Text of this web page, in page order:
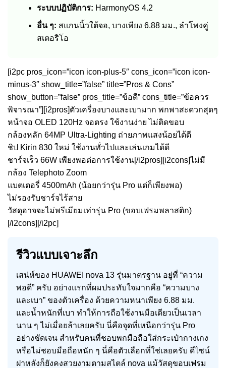
ระบบปฏิบัติการ: HarmonyOS 4.2
อื่น ๆ: สแกนนิ้วใต้จอ, บางเพียง 6.88 มม., ลำโพงคู่
สเตอริโอ
[i2pc pros_icon=”icon icon-plus-5″ cons_icon=”icon icon-
minus-3″ show_title=”false” title=”Pros & Cons”
show_button=”false” pros_title=”ข้อดี” cons_title=”ข้อควร
พิจารณา”][i2pros]ตัวเครื่องบางและเบามาก พกพาสะดวกสุดๆ
หน้าจอ OLED 120Hz จอตรง ใช้งานง่าย ไม่ติดขอบ
กล้องหลัก 64MP Ultra-Lighting ถ่ายภาพแสงน้อยได้ดี
ชิป Kirin 830 ใหม่ ใช้งานทั่วไปและเล่นเกมได้ดี
ชาร์จเร็ว 66W เพียงพอต่อการใช้งาน[/i2pros][i2cons]ไม่มี
กล้อง Telephoto Zoom
แบตเตอรี่ 4500mAh (น้อยกว่ารุ่น Pro แต่ก็เพียงพอ)
ไม่รองรับชาร์จไร้สาย
วัสดุอาจจะไม่พรีเมียมเท่ารุ่น Pro (ขอบเฟรมพลาสติก)
[/i2cons][/i2pc]
รีวิวแบบเจาะลึก
เสน่ห์ของ HUAWEI nova 13 รุ่นมาตรฐาน อยู่ที่ “ความ
พอดี” ครับ อย่างแรกที่ผมประทับใจมากคือ “ความบาง
และเบา” ของตัวเครื่อง ด้วยความหนาเพียง 6.88 มม.
และน้ำหนักที่เบา ทำให้การถือใช้งานมือเดียวเป็นเวลา
นาน ๆ ไม่เมื่อยล้าเลยครับ นี่คือจุดที่เหนือกว่ารุ่น Pro
อย่างชัดเจน สำหรับคนที่ชอบพกมือถือใส่กระเป๋ากางเกง
หรือไม่ชอบมือถือหนัก ๆ นี่คือตัวเลือกที่ใช่เลยครับ ดีไซน์
ฝาหลังก็ยังคงสวยงามตามสไตล์ nova แม้วัสดุขอบเฟรม